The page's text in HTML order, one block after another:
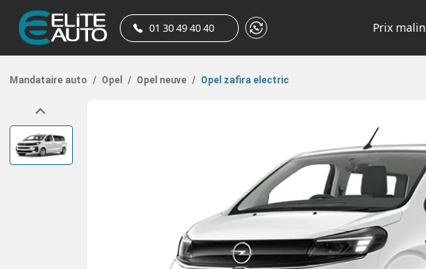
01 30 49 40 40 Prix malin
Mandataire auto / Opel / Opel neuve / Opel zafira electric